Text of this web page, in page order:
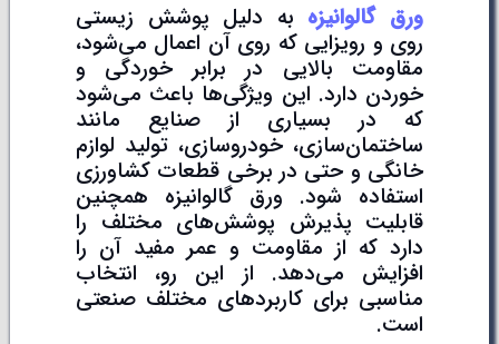
ورق گالوانیزه به دلیل پوشش زیستی
روی و رویزایی که روی آن اعمال می‌شود،
مقاومت بالایی در برابر خوردگی و
خوردن دارد. این ویژگی‌ها باعث می‌شود
که در بسیاری از صنایع مانند
ساختمان‌سازی، خودروسازی، تولید لوازم
خانگی و حتی در برخی قطعات کشاورزی
استفاده شود. ورق گالوانیزه همچنین
قابلیت پذیرش پوشش‌های مختلف را
دارد که از مقاومت و عمر مفید آن را
افزایش می‌دهد. از این رو، انتخاب
مناسبی برای کاربردهای مختلف صنعتی
است.